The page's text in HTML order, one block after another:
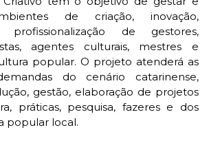
de criação, inovação,
de gestores,
agentes culturais, mestres e
popular. O projeto atenderá as
do cenário catarinense,
gestão, elaboração de projetos
práticas, pesquisa, fazeres e dos
popular local.